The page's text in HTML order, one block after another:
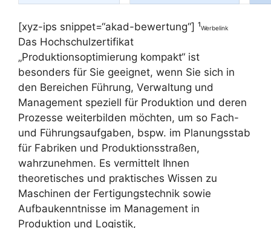
[xyz-ips snippet=“akad-bewertung“] ¹Werbelink
Das Hochschulzertifikat
„Produktionsoptimierung kompakt“ ist
besonders für Sie geeignet, wenn Sie sich in
den Bereichen Führung, Verwaltung und
Management speziell für Produktion und deren
Prozesse weiterbilden möchten, um so Fach-
und Führungsaufgaben, bspw. im Planungsstab
für Fabriken und Produktionsstraßen,
wahrzunehmen. Es vermittelt Ihnen
theoretisches und praktisches Wissen zu
Maschinen der Fertigungstechnik sowie
Aufbaukenntnisse im Management in
Produktion und Logistik,